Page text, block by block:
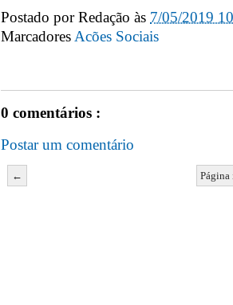
Postado porRedação às 7/05/2019
MarcadoresAcões Sociais
0 comentários :
Postar um comentário
←